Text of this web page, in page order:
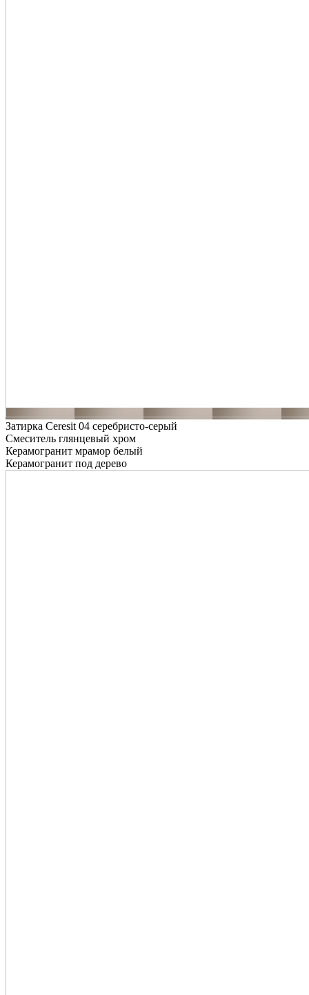
Затирка Ceresit 04 серебристо-серый
Смеситель глянцевый хром
Керамогранит мрамор белый
Керамогранит под дерево